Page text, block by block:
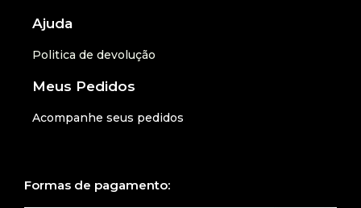
Ajuda
Politica de devolução
Meus Pedidos
Acompanhe seus pedidos
Formas de pagamento: